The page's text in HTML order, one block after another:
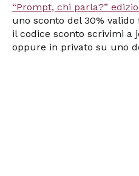
“Prompt, chi parla?”
uno sconto del 30% valido
il codice sconto scrivimi a
oppure in privato su uno